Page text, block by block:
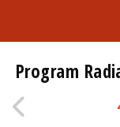
Program